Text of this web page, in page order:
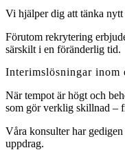
Vi hjälper dig att tänka
Förutom rekrytering
särskilt i en föränderlig tid.
Interimslösningar inom
När tempot är högt och
som gör verklig skillnad –
Våra konsulter har
uppdrag.